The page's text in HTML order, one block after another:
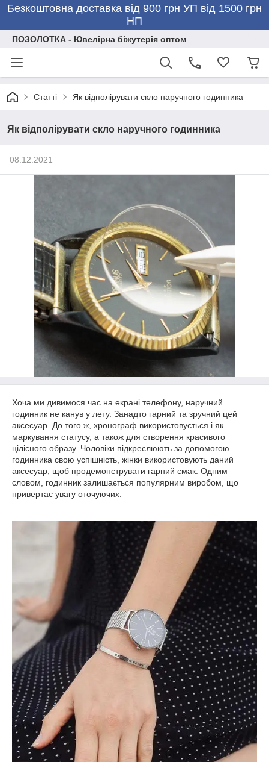
Безкоштовна доставка від 900 грн УП від 1500 грн
НП
ПОЗОЛОТКА - Ювелірна біжутерія оптом
Статті Як відполірувати скло наручного годинника
Як відполірувати скло наручного годинника
08.12.2021
Хоча ми дивимося час на екрані телефону, наручний
годинник не канув у лету. Занадто гарний та зручний цей
аксесуар. До того ж, хронограф використовується і як
маркування статусу, а також для створення красивого
цілісного образу. Чоловіки підкреслюють за допомогою
годинника свою успішність, жінки використовують даний
аксесуар, щоб продемонструвати гарний смак. Одним
словом, годинник залишається популярним виробом, що
привертає увагу оточуючих.